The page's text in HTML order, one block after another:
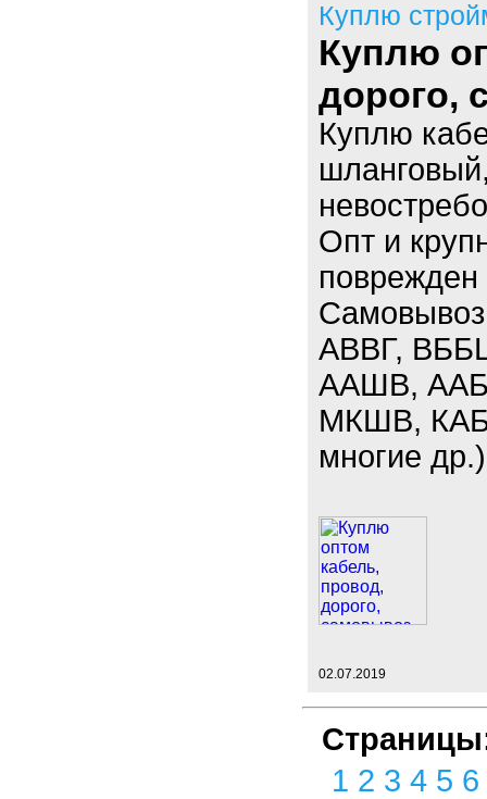
Куплю
Куплю
дорого,
Куплю
Опт и
поврежден
АВВГ,
ААШВ,
МКШВ,
многие
02.07.2019
1 2 3 4 5 6